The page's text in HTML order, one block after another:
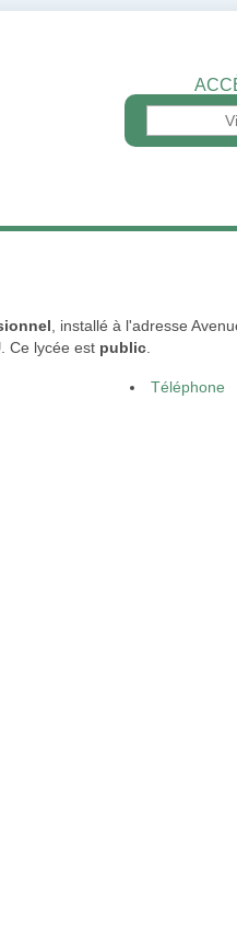
, installé à l'adresse
. Ce lycée est public
Téléphone